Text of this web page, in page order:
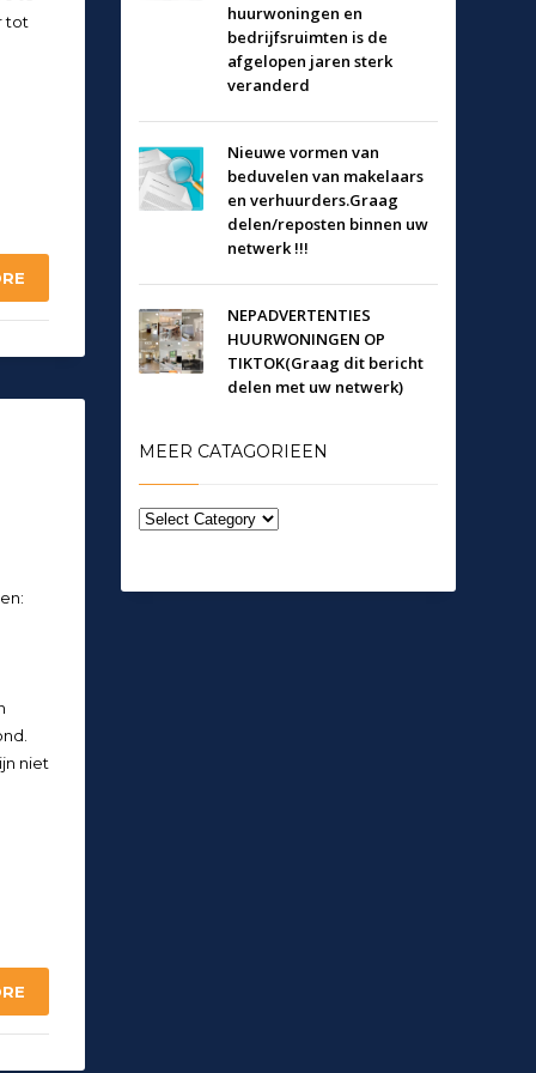
tot
niet
huurwoningen en
bedrijfsruimten is de
afgelopen jaren sterk
veranderd
Nieuwe vormen van
beduvelen van makelaars
en verhuurders.Graag
delen/reposten binnen uw
netwerk !!!
NEPADVERTENTIES
HUURWONINGEN OP
TIKTOK(Graag dit bericht
delen met uw netwerk)
MEER CATAGORIEEN